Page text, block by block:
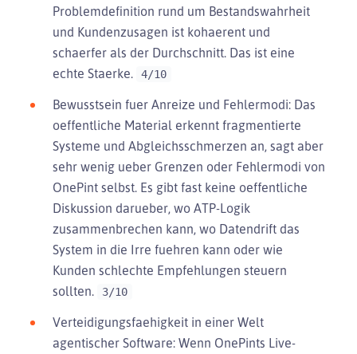
Problemdefinition rund um Bestandswahrheit
und Kundenzusagen ist kohaerent und
schaerfer als der Durchschnitt. Das ist eine
echte Staerke.
4/10
Bewusstsein fuer Anreize und Fehlermodi: Das
oeffentliche Material erkennt fragmentierte
Systeme und Abgleichsschmerzen an, sagt aber
sehr wenig ueber Grenzen oder Fehlermodi von
OnePint selbst. Es gibt fast keine oeffentliche
Diskussion darueber, wo ATP-Logik
zusammenbrechen kann, wo Datendrift das
System in die Irre fuehren kann oder wie
Kunden schlechte Empfehlungen steuern
sollten.
3/10
Verteidigungsfaehigkeit in einer Welt
agentischer Software: Wenn OnePints Live-